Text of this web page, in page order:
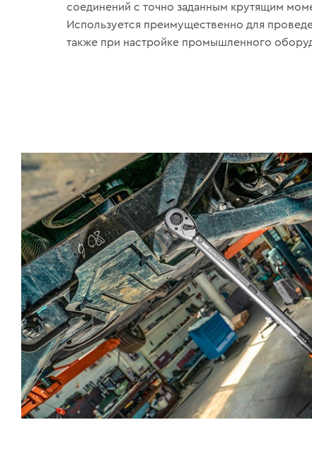
соединений с точно заданным крутящим
Используется преимущественно для
также при настройке промышленного